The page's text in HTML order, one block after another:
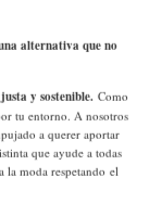
alternativa que no
y sostenible. Como
tu entorno. A nosotros
a querer aportar
que ayude a todas
la moda respetando el